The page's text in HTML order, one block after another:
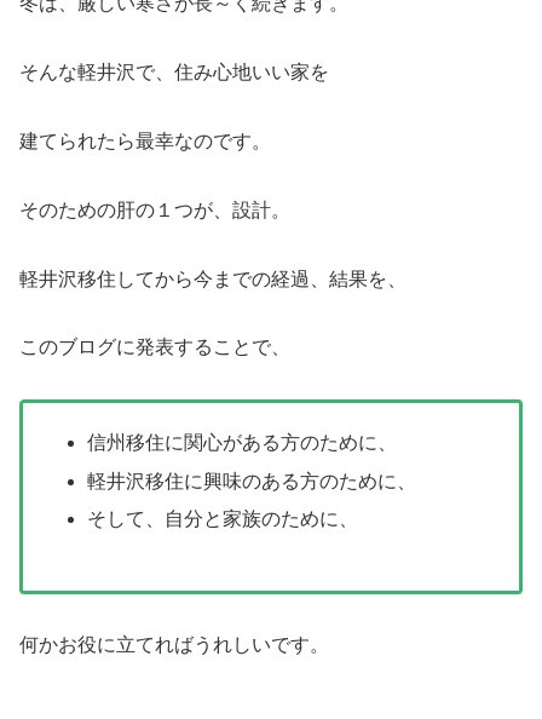
そんな軽井沢で、住み心地いい家を
建てられたら最幸なのです。
そのための肝の１つが、設計。
軽井沢移住してから今までの経過、結果を、
このブログに発表することで、
信州移住に関心がある方のために、
軽井沢移住に興味のある方のために、
そして、自分と家族のために、
何かお役に立てればうれしいです。